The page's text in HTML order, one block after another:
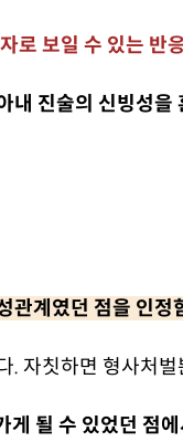
로 보일 수 있는 반
내 진술의 신빙성을
관계였던 점을 인정
. 자칫하면 형사처
게 될 수 있었던 점